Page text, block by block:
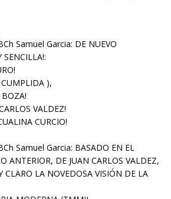
Samuel Garcia: DE NUEVO
SENCILLA!:
),
VALDEZ!
CURCIO!
Samuel Garcia: BASADO EN EL
ANTERIOR, DE JUAN CARLOS VALDEZ,
CLARO LA NOVEDOSA VISIÓN DE LA